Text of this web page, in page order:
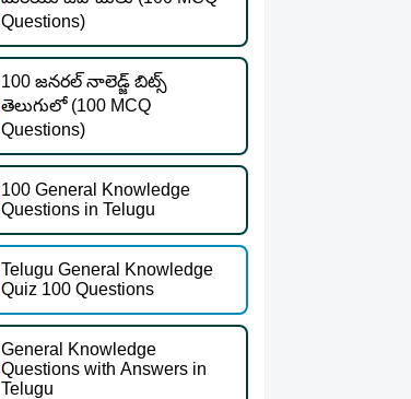
Questions)
100 జనరల్ నాలెడ్జ్ బిట్స్
తెలుగులో (100 MCQ
Questions)
100 General Knowledge
Questions in Telugu
Telugu General Knowledge
Quiz 100 Questions
General Knowledge
Questions with Answers in
Telugu